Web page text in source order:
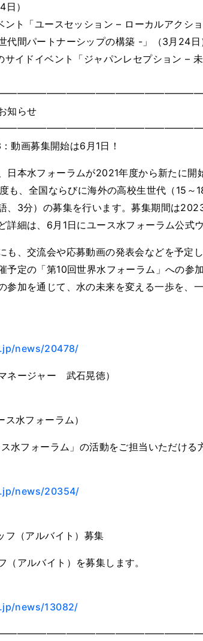
）
ト「ユースセッション – ローカルアクシ
代間パートナーシップの構築 -」（3月24日
イドイベント「ジャパンレセプション –
知らせ
動画募集開始は6月1日！
日本水フォーラムが2021年度から新たに
も、全国ならびに海外の高校生世代（15～
、3分）の募集を行います。募集期間は
詳細は、6月1日にユース水フォーラム公式
も、交流会や応募動画の発表会などを予定
予定の「第10回世界水フォーラム」への参
参加を通じて、水の未来を変える一歩を、
news/20478/
ネージャー 武石晃徳）
水フォーラム）
水フォーラム」の活動をご担当いただける
news/20354/
フ（アルバイト）募集
アルバイト）を募集します。
news/13082/